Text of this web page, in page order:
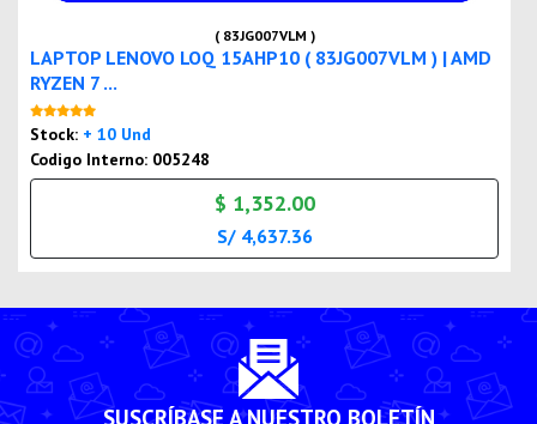
( 83JG007VLM )
LAPTOP LENOVO LOQ 15AHP10 ( 83JG007VLM ) | AMD
RYZEN 7 ...
Stock: + 10 Und
Codigo Interno: 005248
$ 1,352.00
S/ 4,637.36
SUSCRÍBASE A NUESTRO BOLETÍN